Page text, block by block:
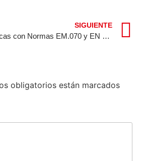
SIGUIENTE
Escaleras Eléctricas con Normas EM.070 y EN 115-1
obligatorios están marcados